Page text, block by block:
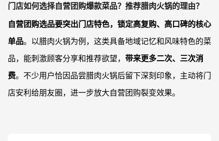
门店如何选择自营团购爆款菜品？推荐腊肉火锅的理由？
自营团购选品要突出门店特色，锁定高复购、高口碑的核心
单品。以腊肉火锅为例，这类具备地域记忆和风味特色的菜
品，能刺激顾客分享和推荐欲望， 带来更多二次、三次消
费。不少用户恰因品尝腊肉火锅后留下深刻印象，主动将门
店安利给朋友圈，进一步放大自营团购裂变效果。